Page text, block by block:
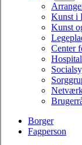
Kunst i
Kunst
Center
Borger
Fagperson